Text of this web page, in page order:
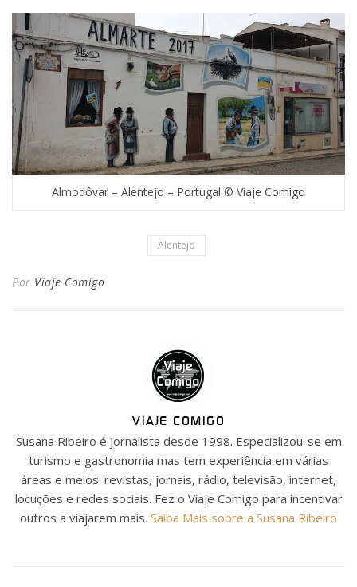
Almodôvar – Alentejo – Portugal © Viaje Comigo
Alentejo
Por Viaje Comigo
VIAJE COMIGO
Susana Ribeiro é jornalista desde 1998. Especializou-se em
turismo e gastronomia mas tem experiência em várias
áreas e meios: revistas, jornais, rádio, televisão, internet,
locuções e redes sociais. Fez o Viaje Comigo para incentivar
outros a viajarem mais. Saiba Mais sobre a Susana Ribeiro